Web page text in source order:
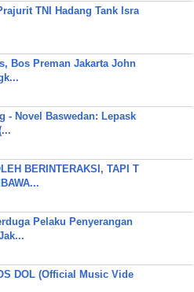
TNI Hadang Tank Isra
Bos Preman Jakarta John
- Novel Baswedan: Lepask
BERINTERAKSI, TAPI T
Pelaku Penyerangan
DOL (Official Music Vide